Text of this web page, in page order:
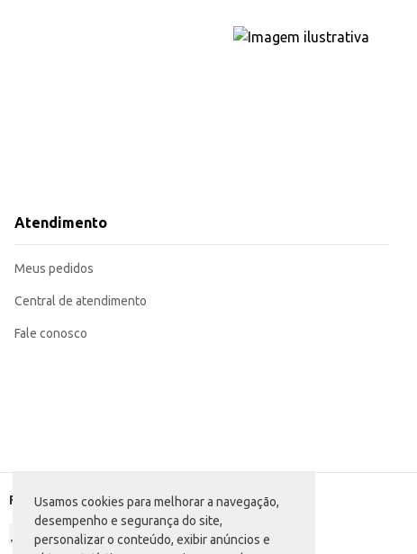
Usamos cookies para melhorar a navegação,
desempenho e segurança do site,
personalizar o conteúdo, exibir anúncios e
Atendimento
Meus pedidos
Central de atendimento
Fale conosco
Formas de pagamento